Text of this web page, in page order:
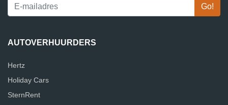
AUTOVERHUURDERS
Hertz
Holiday Cars
SternRent